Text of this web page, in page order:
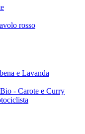
rosso
e Lavanda
- Carote e Curry